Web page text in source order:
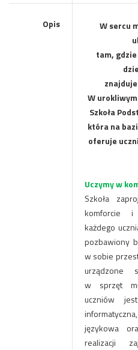
Opis
W sercu
tam,
W
Szkoła
która na
oferuje
Uczymy w
Szkoła
komforcie i
każdego
pozbawiony
w sobie
urządzone
w sprzęt
uczniów
językowa
realizacji